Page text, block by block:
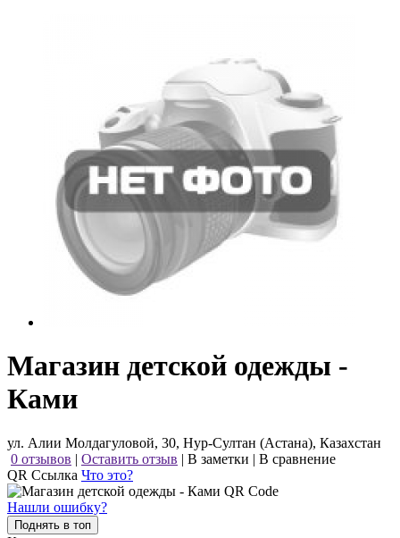
Магазин детской одежды -
Ками
ул. Алии Молдагуловой, 30, Нур-Султан (Астана), Казахстан
0 отзывов | Оставить отзыв | В заметки | В сравнение
QR Ссылка Что это?
Нашли ошибку?
Поднять в топ